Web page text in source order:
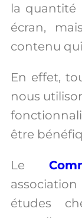
la quantité
écran,
contenu
En effet,
nous
être
Le
études